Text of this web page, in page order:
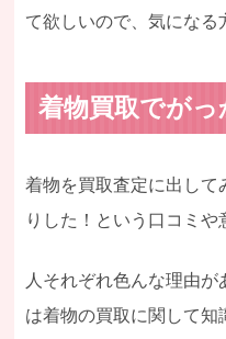
て欲しいので、気になる
着物買取でが
着物を買取査定に出し
りした！という口コミや
人それぞれ色んな理由
は着物の買取に関して